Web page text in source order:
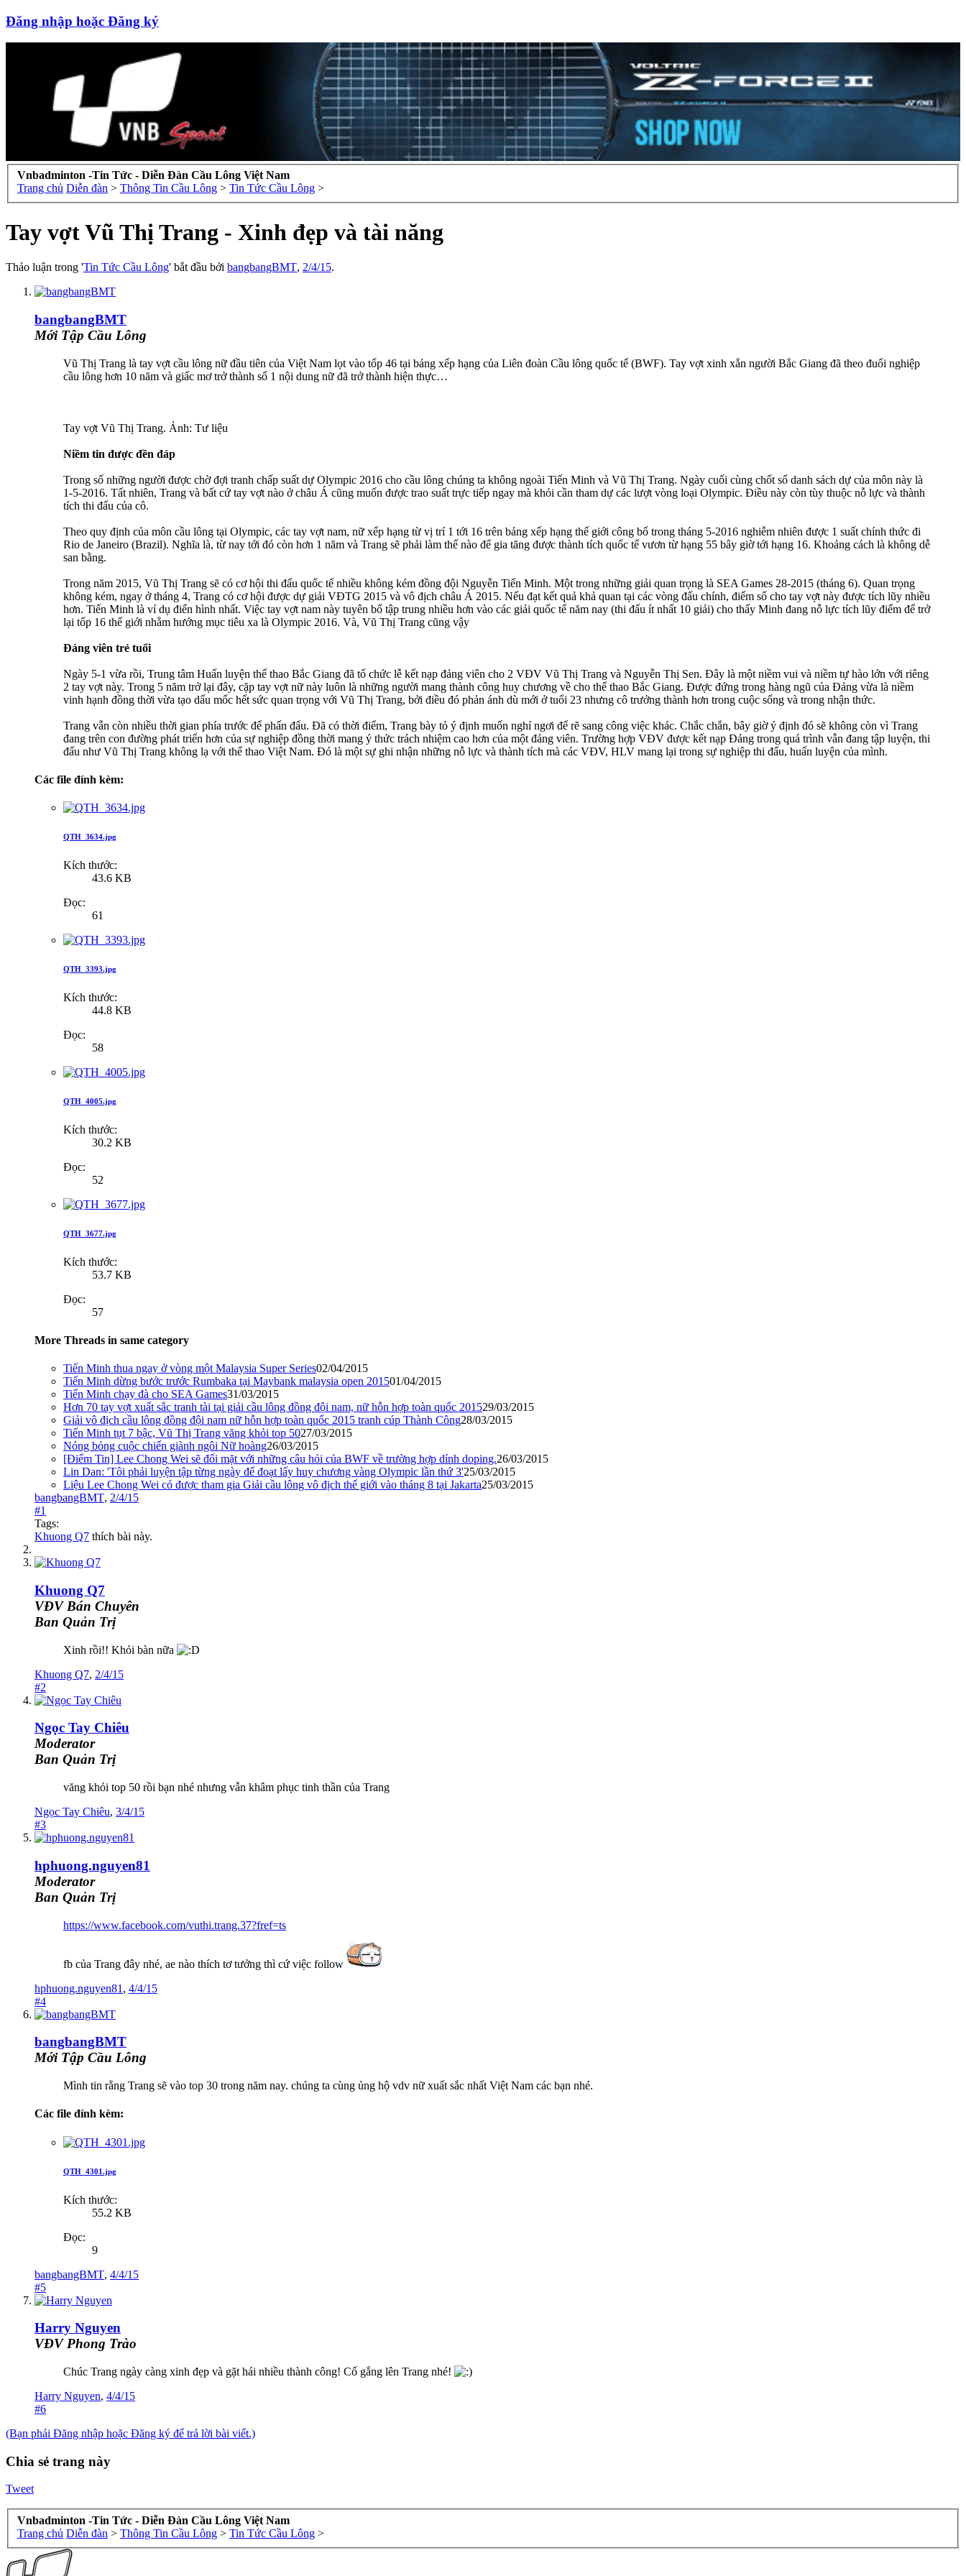
Đăng nhập hoặc Đăng ký
Vnbadminton -Tin Tức - Diễn Đàn Cầu Lông Việt Nam
Trang chủ Diễn đàn > Thông Tin Cầu Lông > Tin Tức Cầu Lông >
Tay vợt Vũ Thị Trang - Xinh đẹp và tài năng
Thảo luận trong 'Tin Tức Cầu Lông' bắt đầu bởi bangbangBMT, 2/4/15.
bangbangBMT
Mới Tập Cầu Lông
Vũ Thị Trang là tay vợt cầu lông nữ đầu tiên của Việt Nam lọt vào tốp 46 tại bảng xếp hạng của Liên đoàn Cầu lông quốc tế (BWF). Tay vợt xinh xắn người Bắc Giang đã theo đuổi nghiệp
cầu lông hơn 10 năm và giấc mơ trở thành số 1 nội dung nữ đã trở thành hiện thực…
Tay vợt Vũ Thị Trang. Ảnh: Tư liệu
Niềm tin được đền đáp
Trong số những người được chờ đợi tranh chấp suất dự Olympic 2016 cho cầu lông chúng ta không ngoài Tiến Minh và Vũ Thị Trang. Ngày cuối cùng chốt sổ danh sách dự của môn này là
1-5-2016. Tất nhiên, Trang và bất cứ tay vợt nào ở châu Á cũng muốn được trao suất trực tiếp ngay mà khỏi cần tham dự các lượt vòng loại Olympic. Điều này còn tùy thuộc nỗ lực và thành
tích thi đấu của cô.
Theo quy định của môn cầu lông tại Olympic, các tay vợt nam, nữ xếp hạng từ vị trí 1 tới 16 trên bảng xếp hạng thế giới công bố trong tháng 5-2016 nghiễm nhiên được 1 suất chính thức đi
Rio de Janeiro (Brazil). Nghĩa là, từ nay tới đó còn hơn 1 năm và Trang sẽ phải làm thế nào để gia tăng được thành tích quốc tế vươn từ hạng 55 bây giờ tới hạng 16. Khoảng cách là không dễ
san bằng.
Trong năm 2015, Vũ Thị Trang sẽ có cơ hội thi đấu quốc tế nhiều không kém đồng đội Nguyễn Tiến Minh. Một trong những giải quan trọng là SEA Games 28-2015 (tháng 6). Quan trọng
không kém, ngay ở tháng 4, Trang có cơ hội được dự giải VĐTG 2015 và vô địch châu Á 2015. Nếu đạt kết quả khả quan tại các vòng đấu chính, điểm số cho tay vợt này được tích lũy nhiều
hơn. Tiến Minh là ví dụ điển hình nhất. Việc tay vợt nam này tuyên bố tập trung nhiều hơn vào các giải quốc tế năm nay (thi đấu ít nhất 10 giải) cho thấy Minh đang nỗ lực tích lũy điểm để trở
lại tốp 16 thế giới nhằm hướng mục tiêu xa là Olympic 2016. Và, Vũ Thị Trang cũng vậy
Đảng viên trẻ tuổi
Ngày 5-1 vừa rồi, Trung tâm Huấn luyện thể thao Bắc Giang đã tổ chức lễ kết nạp đảng viên cho 2 VĐV Vũ Thị Trang và Nguyễn Thị Sen. Đây là một niềm vui và niềm tự hào lớn với riêng
2 tay vợt này. Trong 5 năm trở lại đây, cặp tay vợt nữ này luôn là những người mang thành công huy chương về cho thể thao Bắc Giang. Được đứng trong hàng ngũ của Đảng vừa là niềm
vinh hạnh đồng thời vừa tạo dấu mốc hết sức quan trọng với Vũ Thị Trang, bởi điều đó phản ánh dù mới ở tuổi 23 nhưng cô trưởng thành hơn trong cuộc sống và trong nhận thức.
Trang vẫn còn nhiều thời gian phía trước để phấn đấu. Đã có thời điểm, Trang bày tỏ ý định muốn nghỉ ngơi để rẽ sang công việc khác. Chắc chắn, bây giờ ý định đó sẽ không còn vì Trang
đang trên con đường phát triển hơn của sự nghiệp đồng thời mang ý thức trách nhiệm cao hơn của một đảng viên. Trường hợp VĐV được kết nạp Đảng trong quá trình vẫn đang tập luyện, thi
đấu như Vũ Thị Trang không lạ với thể thao Việt Nam. Đó là một sự ghi nhận những nỗ lực và thành tích mà các VĐV, HLV mang lại trong sự nghiệp thi đấu, huấn luyện của mình.
Các file đính kèm:
QTH_3634.jpg
Kích thước:
43.6 KB
Đọc:
61
QTH_3393.jpg
Kích thước:
44.8 KB
Đọc:
58
QTH_4005.jpg
Kích thước:
30.2 KB
Đọc:
52
QTH_3677.jpg
Kích thước:
53.7 KB
Đọc:
57
More Threads in same category
Tiến Minh thua ngay ở vòng một Malaysia Super Series02/04/2015
Tiến Minh dừng bước trước Rumbaka tại Maybank malaysia open 201501/04/2015
Tiến Minh chạy đà cho SEA Games31/03/2015
Hơn 70 tay vợt xuất sắc tranh tài tại giải cầu lông đồng đội nam, nữ hỗn hợp toàn quốc 201529/03/2015
Giải vô địch cầu lông đồng đội nam nữ hỗn hợp toàn quốc 2015 tranh cúp Thành Công28/03/2015
Tiến Minh tụt 7 bậc, Vũ Thị Trang văng khỏi top 5027/03/2015
Nóng bỏng cuộc chiến giành ngôi Nữ hoàng26/03/2015
[Điểm Tin] Lee Chong Wei sẽ đối mặt với những câu hỏi của BWF về trường hợp dính doping.26/03/2015
Lin Dan: 'Tôi phải luyện tập từng ngày để đoạt lấy huy chương vàng Olympic lần thứ 3'25/03/2015
Liệu Lee Chong Wei có được tham gia Giải cầu lông vô địch thế giới vào tháng 8 tại Jakarta25/03/2015
bangbangBMT, 2/4/15
#1
Tags:
Khuong Q7 thích bài này.
Khuong Q7
VĐV Bán Chuyên
Ban Quản Trị
Xinh rồi!! Khỏi bàn nữa
Khuong Q7, 2/4/15
#2
Ngọc Tay Chiêu
Moderator
Ban Quản Trị
văng khỏi top 50 rồi bạn nhé nhưng vẫn khâm phục tinh thần của Trang
Ngọc Tay Chiêu, 3/4/15
#3
hphuong.nguyen81
Moderator
Ban Quản Trị
https://www.facebook.com/vuthi.trang.37?fref=ts
fb của Trang đây nhé, ae nào thích tơ tưởng thì cứ việc follow
hphuong.nguyen81 , 4/4/15
#4
bangbangBMT
Mới Tập Cầu Lông
Mình tin rằng Trang sẽ vào top 30 trong năm nay. chúng ta cùng ủng hộ vdv nữ xuất sắc nhất Việt Nam các bạn nhé.
Các file đính kèm:
QTH_4301.jpg
Kích thước:
55.2 KB
Đọc:
9
bangbangBMT, 4/4/15
#5
Harry Nguyen
VĐV Phong Trào
Chúc Trang ngày càng xinh đẹp và gặt hái nhiều thành công! Cố gắng lên Trang nhé!
Harry Nguyen, 4/4/15
#6
(Bạn phải Đăng nhập hoặc Đăng ký để trả lời bài viết.)
Chia sẻ trang này
Tweet
Vnbadminton -Tin Tức - Diễn Đàn Cầu Lông Việt Nam
Trang chủ Diễn đàn > Thông Tin Cầu Lông > Tin Tức Cầu Lông >